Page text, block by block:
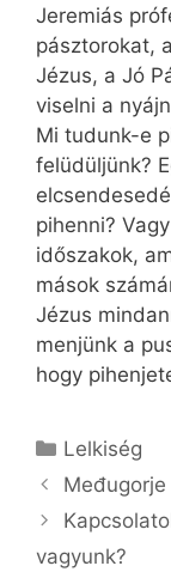
Jeremiás
pásztorokat,
Jézus, a Jó
viselni a
Mi tudunk-e
felüdüljünk?
pihenni?
időszakok,
mások
Jézus
menjünk a
hogy
Kategória
Lelkiség
vagyunk?